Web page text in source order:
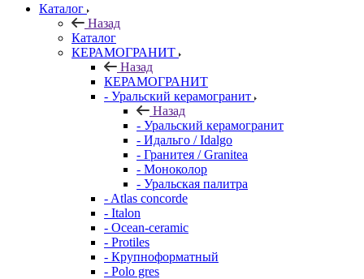
Каталог
Назад
Каталог
КЕРАМОГРАНИТ
Назад
КЕРАМОГРАНИТ
- Уральский керамогранит
Назад
- Уральский керамогранит
- Идальго / Idalgo
- Гранитея / Granitea
- Моноколор
- Уральская палитра
- Atlas concorde
- Italon
- Ocean-ceramic
- Protiles
- Крупноформатный
- Polo gres